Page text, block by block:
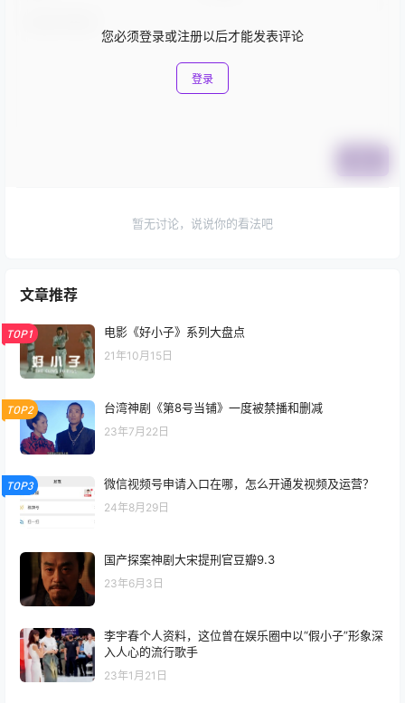
您必须登录或注册以后才能发表评论
登录
暂无讨论，说说你的看法吧
文章推荐
TOP1 电影《好小子》系列大盘点
21年10月15日
TOP2 台湾神剧《第8号当铺》一度被禁播和删减
23年7月22日
TOP3 微信视频号申请入口在哪，怎么开通发视频及运营？
24年8月29日
国产探案神剧大宋提刑官豆瓣9.3
23年6月3日
李宇春个人资料，这位曾在娱乐圈中以“假小子”形象深
入人心的流行歌手
23年1月21日